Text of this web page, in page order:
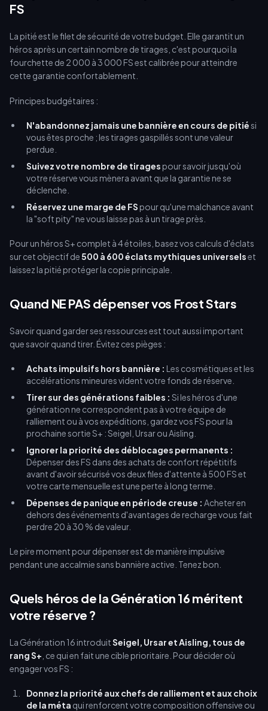
FS
La pitié est le filet de sécurité de votre budget. Elle garantit un
héros après un certain nombre de tirages, c'est pourquoi la
fourchette de 2 000 à 3 000 FS est calibrée pour atteindre
cette garantie confortablement.
Principes budgétaires :
N'abandonnez jamais une bannière en cours de pitiési
vous êtes proche ; les tirages gaspillés sont une valeur
perdue.
Suivez votre nombre de tiragespour savoir jusqu'où
votre réserve vous mènera avant que la garantie ne se
déclenche.
Réservez une marge de FSpour qu'une malchance avant
la "soft pity" ne vous laisse pas à un tirage près.
Pour un héros S+ complet à 4 étoiles, basez vos calculs d'éclats
sur cet objectif de500 à 600 éclats mythiques universelset
laissez la pitié protéger la copie principale.
Quand NE PAS dépenser vos Frost Stars
Savoir quand garder ses ressources est tout aussi important
que savoir quand tirer. Évitez ces pièges :
Achats impulsifs hors bannière : Les cosmétiques et les
accélérations mineures vident votre fonds de réserve.
Tirer sur des générations faibles : Si les héros d'une
génération ne correspondent pas à votre équipe de
ralliement ou à vos expéditions, gardez vos FS pour la
prochaine sortie S+ : Seigel, Ursar ou Aisling.
Ignorer la priorité des déblocages permanents :
Dépenser des FS dans des achats de confort répétitifs
avant d'avoir sécurisé vos deux files d'attente à 500 FS et
votre carte mensuelle est une perte à long terme.
Dépenses de panique en période creuse : Acheter en
dehors des événements d'avantages de recharge vous fait
perdre 20 à 30 % de valeur.
Le pire moment pour dépenser est de manière impulsive
pendant une accalmie sans bannière active. Tenez bon.
Quels héros de la Génération 16 méritent
votre réserve ?
La Génération 16 introduitSeigel, Ursar et Aisling, tous de
rang S+ , ce qui en fait une cible prioritaire. Pour décider où
engager vos FS :
Donnez la priorité aux chefs de ralliement et aux choix
de la méta qui renforcent votre composition offensive ou